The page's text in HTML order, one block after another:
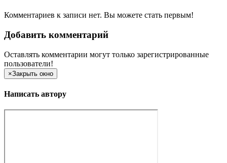
Комментариев к записи нет. Вы можете стать первым!
Добавить комментарий
Оставлять комментарии могут только зарегистрированные
пользователи!
×Закрыть окно
Написать автору